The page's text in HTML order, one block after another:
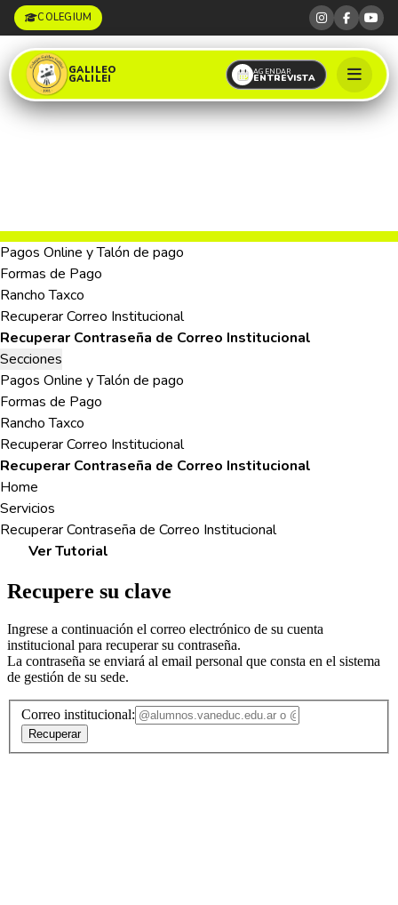
COLEGIUM
GALILEO
GALILEI
AGENDAR
ENTREVISTA
Pagos Online y Talón de pago
Formas de Pago
Rancho Taxco
Recuperar Correo Institucional
Recuperar Contraseña de Correo Institucional
Secciones
Pagos Online y Talón de pago
Formas de Pago
Rancho Taxco
Recuperar Correo Institucional
Recuperar Contraseña de Correo Institucional
Home
Servicios
Recuperar Contraseña de Correo Institucional
Ver Tutorial